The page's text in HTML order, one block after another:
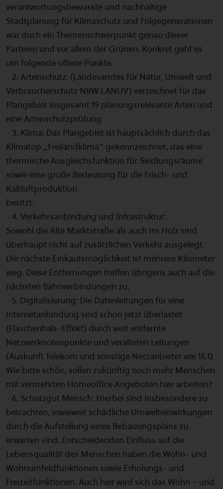
verantwortungsbewusste und nachhaltige
Stadtplanung für Klimaschutz und Folgegenerationen
war doch ein Themenschwerpunkt genau dieser
Parteien und vor allem der Grünen. Konkret geht es
um folgende offene Punkte.
- 2. Artenschutz: (Landesamtes für Natur, Umwelt und
Verbraucherschutz NRW LANUV) verzeichnet für das
Plangebiet insgesamt 19 planungsrelevante Arten und
eine Artenschutzprüfung
- 3. Klima: Das Plangebiet ist hauptsächlich durch das
Klimatop „Freilandklima“ gekennzeichnet, das eine
thermische Ausgleichsfunktion für Siedlungsräume
sowie eine große Bedeutung für die Frisch- und
Kaltluftproduktion
besitzt.
- 4. Verkehrsanbindung und Infrastruktur:
Sowohl die Alte Marktstraße als auch Im Holz sind
überhaupt nicht auf zusätzlichen Verkehr ausgelegt.
Die nächste Einkaufsmöglichkeit ist mehrere Kilometer
weg. Diese Entfernungen treffen übrigens auch auf die
nächsten Bahnverbindungen zu.
- 5. Digitalisierung: Die Datenleitungen für eine
Internetanbindung sind schon jetzt überlastet
(Flaschenhals-Effekt) durch weit entfernte
Netzwerknotenpunkte und veralteten Leitungen
(Auskunft Telekom und sonstige Netzanbieter wie 1&1)
Wie bitte schön, sollen zukünftig noch mehr Menschen
mit vermehrten Homeoffice Angeboten hier arbeiten?
- 6. Schutzgut Mensch: Hierbei sind insbesondere zu
betrachten, inwieweit schädliche Umwelteinwirkungen
durch die Aufstellung eines Bebauungsplans zu
erwarten sind. Entscheidenden Einfluss auf die
Lebensqualität des Menschen haben die Wohn- und
Wohnumfeldfunktionen sowie Erholungs- und
Freizeitfunktionen. Auch hier wird sich das Wohn – und